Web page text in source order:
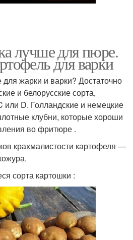
лучше для пюре.
для варки
жарки и варки? Достаточно
и белорусские сорта,
или D. Голландские и немецкие
клубни, которые хороши
во фритюре .
крахмалистости картофеля —
сорта картошки :